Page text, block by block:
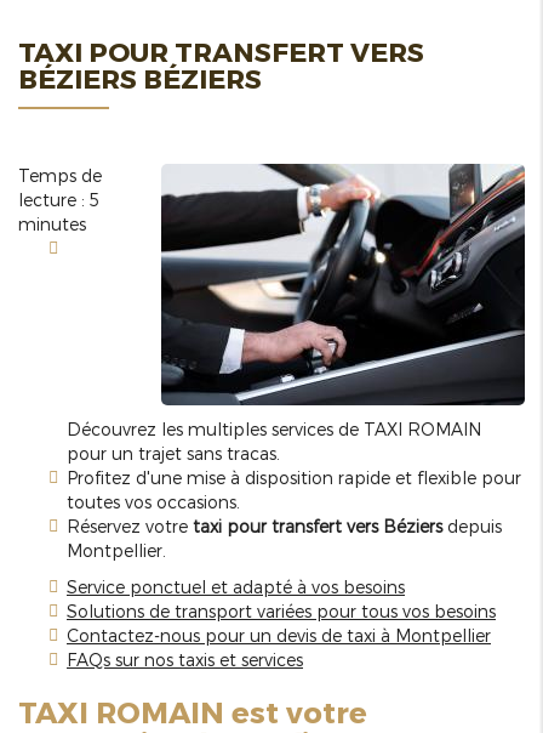
TAXI POUR TRANSFERT VERS
BÉZIERS BÉZIERS
Temps de
lecture : 5
minutes
Découvrez les multiples services de TAXI ROMAIN
pour un trajet sans tracas.
Profitez d'une mise à disposition rapide et flexible pour
toutes vos occasions.
Réservez votre taxi pour transfert vers Béziersdepuis
Montpellier.
Service ponctuel et adapté à vos besoins
Solutions de transport variées pour tous vos besoins
Contactez-nous pour un devis de taxi à Montpellier
FAQs sur nos taxis et services
TAXI ROMAIN est votre